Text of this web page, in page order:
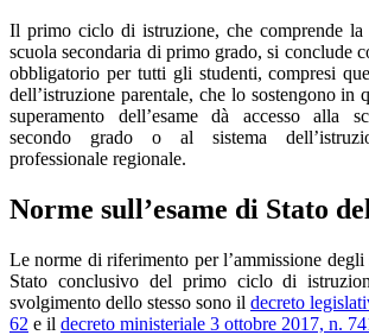
Il primo ciclo di istruzione, che comprende la
scuola secondaria di primo grado, si conclude
obbligatorio per tutti gli studenti, compresi
dell’istruzione parentale, che lo sostengono in
superamento dell’esame dà accesso alla
secondo grado o al sistema
professionale regionale.
Norme sull’esame di Stato
Le norme di riferimento per l’ammissione degli
Stato conclusivo del primo ciclo di
svolgimento dello stesso sono il decreto
62 e il decreto ministeriale 3 ottobre 2017, n.